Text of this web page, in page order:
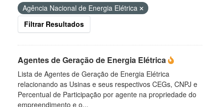
Agência Nacional de Energia Elétrica
Filtrar Resultados
Agentes de Geração de Energia Elétrica
Lista de Agentes de Geração de Energia Elétrica
relacionando as Usinas e seus respectivos CEGs, CNPJ e
Percentual de Participação por agente na propriedade do
empreendimento e o...